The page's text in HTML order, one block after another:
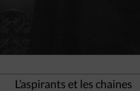
L’aspirants et les chaines